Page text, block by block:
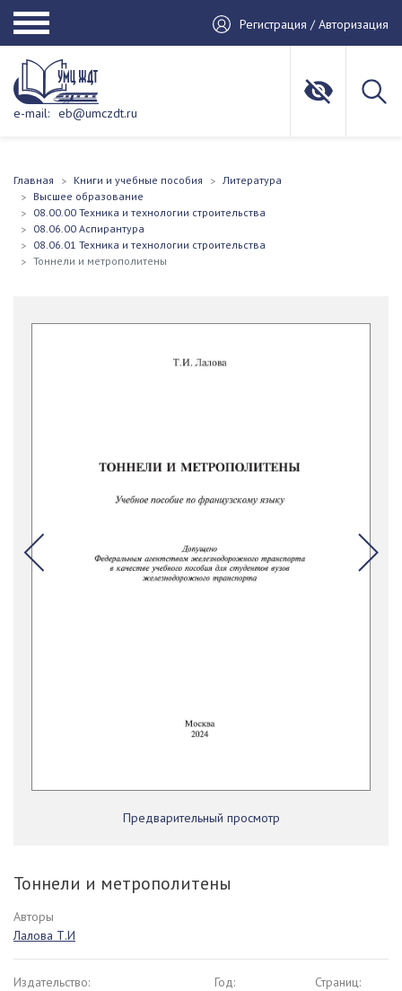
Регистрация / Авторизация
e-mail: eb@umczdt.ru
Главная Книги и учебные пособия
Литература
Высшее образование
08.00.00 Техника и технологии строительства
08.06.00 Аспирантура
08.06.01 Техника и технологии строительства
Тоннели и метрополитены
Предварительный просмотр
Тоннели и метрополитены
Авторы
Лалова Т.И
Издательство:
Год:
Страниц: